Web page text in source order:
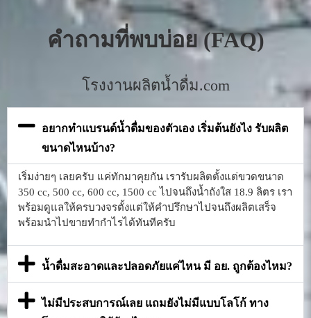
คำถามที่พบบ่อย (FAQ)
โรงงานผลิตน้ำดื่ม.com
อยากทำแบรนด์น้ำดื่มของตัวเอง เริ่มต้นยังไง รับผลิต
ขนาดไหนบ้าง?
เริ่มง่ายๆ เลยครับ แค่ทักมาคุยกัน เรารับผลิตตั้งแต่ขวดขนาด
350 cc, 500 cc, 600 cc, 1500 cc ไปจนถึงน้ำถังใส 18.9 ลิตร เรา
พร้อมดูแลให้ครบวงจรตั้งแต่ให้คำปรึกษาไปจนถึงผลิตเสร็จ
พร้อมนำไปขายทำกำไรได้ทันทีครับ
น้ำดื่มสะอาดและปลอดภัยแค่ไหน มี อย. ถูกต้องไหม?
ไม่มีประสบการณ์เลย แถมยังไม่มีแบบโลโก้ ทาง